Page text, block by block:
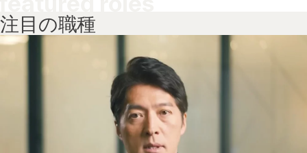
注目の職種